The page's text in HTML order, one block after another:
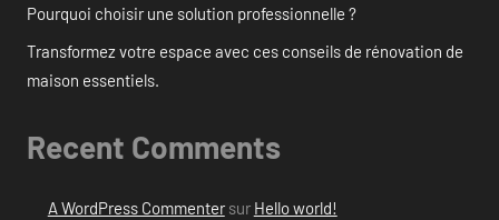
Pourquoi choisir une solution professionnelle ?
Transformez votre espace avec ces conseils de rénovation de
maison essentiels.
Recent Comments
A WordPress Commentersur Hello world!